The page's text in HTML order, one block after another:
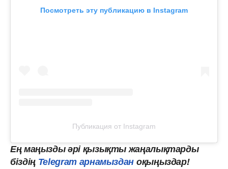
Посмотреть эту публикацию в Instagram
Публикация от Instagram
Ең маңызды әрі қызықты жаңалықтарды
біздің Telegram арнамыздан оқыңыздар!